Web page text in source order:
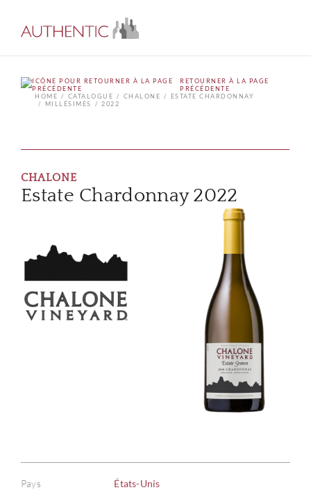
RETOURNER À LA PAGE
PRÉCÉDENTE
HOME
CATALOGUE CHALONE
ESTATE CHARDONNAY
MILLÉSIMES
2022
CHALONE
Estate Chardonnay 2022
Pays États-Unis